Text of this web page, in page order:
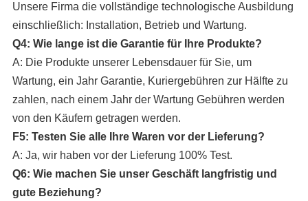
Unsere Firma die vollständige technologische Ausbildung
einschließlich: Installation, Betrieb und Wartung.
Q4: Wie lange ist die Garantie für Ihre Produkte?
A: Die Produkte unserer Lebensdauer für Sie, um
Wartung, ein Jahr Garantie, Kuriergebühren zur Hälfte zu
zahlen, nach einem Jahr der Wartung Gebühren werden
von den Käufern getragen werden.
F5: Testen Sie alle Ihre Waren vor der Lieferung?
A: Ja, wir haben vor der Lieferung 100% Test.
Q6: Wie machen Sie unser Geschäft langfristig und
gute Beziehung?